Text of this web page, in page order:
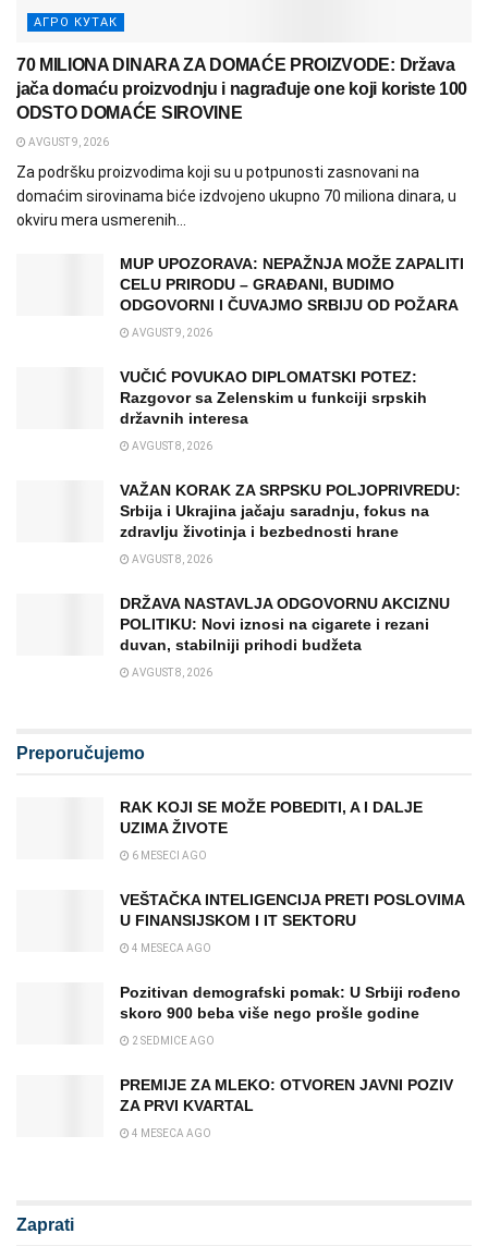
АГРО КУТАК
70 MILIONA DINARA ZA DOMAĆE PROIZVODE: Država
jača domaću proizvodnju i nagrađuje one koji koriste 100
ODSTO DOMAĆE SIROVINE
AVGUST 9, 2026
Za podršku proizvodima koji su u potpunosti zasnovani na
domaćim sirovinama biće izdvojeno ukupno 70 miliona dinara, u
okviru mera usmerenih...
MUP UPOZORAVA: NEPAŽNJA MOŽE ZAPALITI
CELU PRIRODU – GRAĐANI, BUDIMO
ODGOVORNI I ČUVAJMO SRBIJU OD POŽARA
AVGUST 9, 2026
VUČIĆ POVUKAO DIPLOMATSKI POTEZ:
Razgovor sa Zelenskim u funkciji srpskih
državnih interesa
AVGUST 8, 2026
VAŽAN KORAK ZA SRPSKU POLJOPRIVREDU:
Srbija i Ukrajina jačaju saradnju, fokus na
zdravlju životinja i bezbednosti hrane
AVGUST 8, 2026
DRŽAVA NASTAVLJA ODGOVORNU AKCIZNU
POLITIKU: Novi iznosi na cigarete i rezani
duvan, stabilniji prihodi budžeta
AVGUST 8, 2026
Preporučujemo
RAK KOJI SE MOŽE POBEDITI, A I DALJE
UZIMA ŽIVOTE
6 MESECI AGO
VEŠTAČKA INTELIGENCIJA PRETI POSLOVIMA
U FINANSIJSKOM I IT SEKTORU
4 MESECA AGO
Pozitivan demografski pomak: U Srbiji rođeno
skoro 900 beba više nego prošle godine
2 SEDMICE AGO
PREMIJE ZA MLEKO: OTVOREN JAVNI POZIV
ZA PRVI KVARTAL
4 MESECA AGO
Zaprati